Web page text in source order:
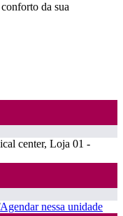
da sua
center, Loja 01 -
Agendar nessa unidade